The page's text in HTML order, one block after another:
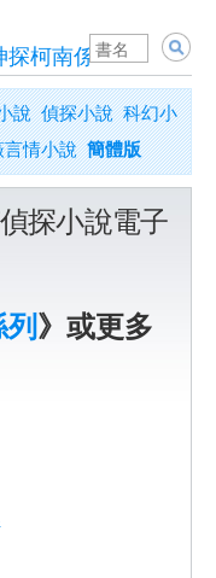
探柯南係列
說 偵探小說 科幻小
言情小說 簡體版
探小說電子
》或更多